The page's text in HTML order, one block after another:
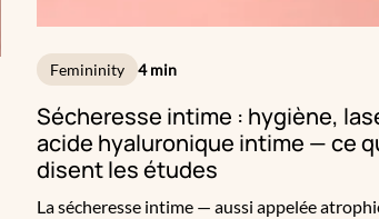
Femininity 4 min
Sécheresse intime : hygiène,
acide hyaluronique intime — ce
disent les études
La sécheresse intime — aussi appelée